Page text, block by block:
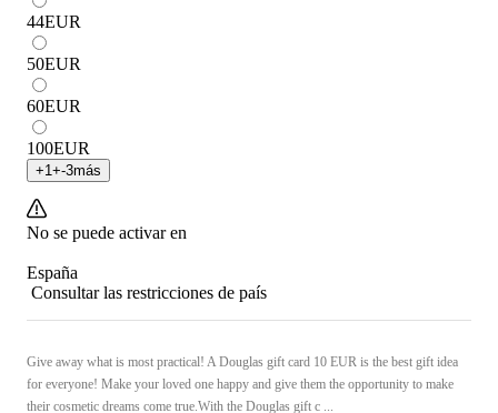
44EUR
50EUR
60EUR
100EUR
+1 +-3más
No se puede activar en
España
Consultar las restricciones de país
Give away what is most practical! A Douglas gift card 10 EUR is the best gift idea
for everyone! Make your loved one happy and give them the opportunity to make
their cosmetic dreams come true.With the Douglas gift c ...